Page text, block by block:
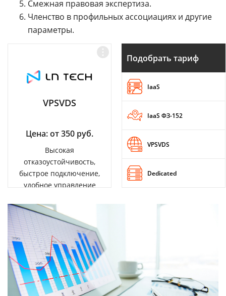
Смежная правовая экспертиза.
Членство в профильных ассоциациях и другие
параметры.
VPSVDS
Цена: от 350 руб.
Высокая
отказоустойчивость,
быстрое подключение,
удобное управление
Подобрать тариф
IaaS
IaaS ФЗ-152
VPSVDS
Dedicated